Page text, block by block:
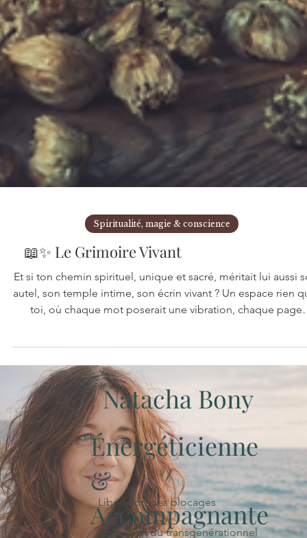
Spiritualité, magie & conscience
📖✨ Le Grimoire Vivant
Et si ton chemin spirituel, unique et sacré, méritait lui aussi
autel, son temple intime, son écrin vivant ? Un espace rien qu’à
silencieuse.
Natacha Bony
Énergéticienne
&
Libération des blocages